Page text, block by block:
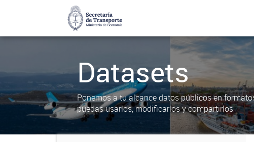
Datasets
Ponemos a tu alcance datos públicos en
puedas usarlos, modificarlos y compartirlos